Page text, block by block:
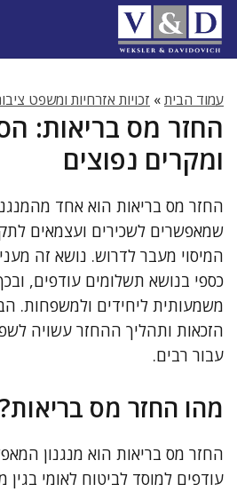
לדלג
לתוכן
עמוד הבית» זכויות אזרחיות ומשפט
החזר מס בריאות:
ומקרים נפוצים
החזר מס בריאות הוא אחד
שמאפשרים לשכירים ועצמאים
המיסוי מעבר לדרוש. נושא זה
כספי בנושא תשלומים עודפים,
משמעותית ליחידים ולמשפחות.
הזכאות ותהליך ההחזר עשויה
עבור רבים.
מהו החזר מס בריאות?
החזר מס בריאות הוא מנגנון
עודפים למוסד לביטוח לאומי